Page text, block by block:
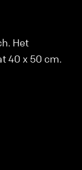
Het
40 x 50 cm.